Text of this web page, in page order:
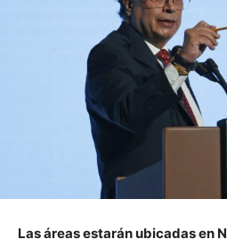
Las áreas estarán ubicadas en